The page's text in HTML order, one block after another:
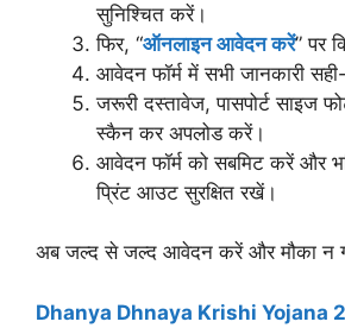
सुनिश्चित करें।
फिर, “ऑनलाइन आवेदन करें” पर
आवेदन फॉर्म में सभी जानकारी
जरूरी दस्तावेज, पासपोर्ट साइज
स्कैन कर अपलोड करें।
आवेदन फॉर्म को सबमिट करें और
प्रिंट आउट सुरक्षित रखें।
अब जल्द से जल्द आवेदन करें और मौका न
Dhanya Dhnaya Krishi Yojana